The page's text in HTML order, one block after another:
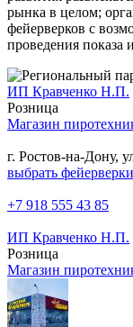
рынка в целом;
фейерверков с
проведения показа
ИП Кравченко Н.П.
Розница
Магазин
г. Ростов-на-Дону,
выбрать фейерверки
+7 918 555 43 85
ИП Кравченко Н.П.
Розница
Магазин